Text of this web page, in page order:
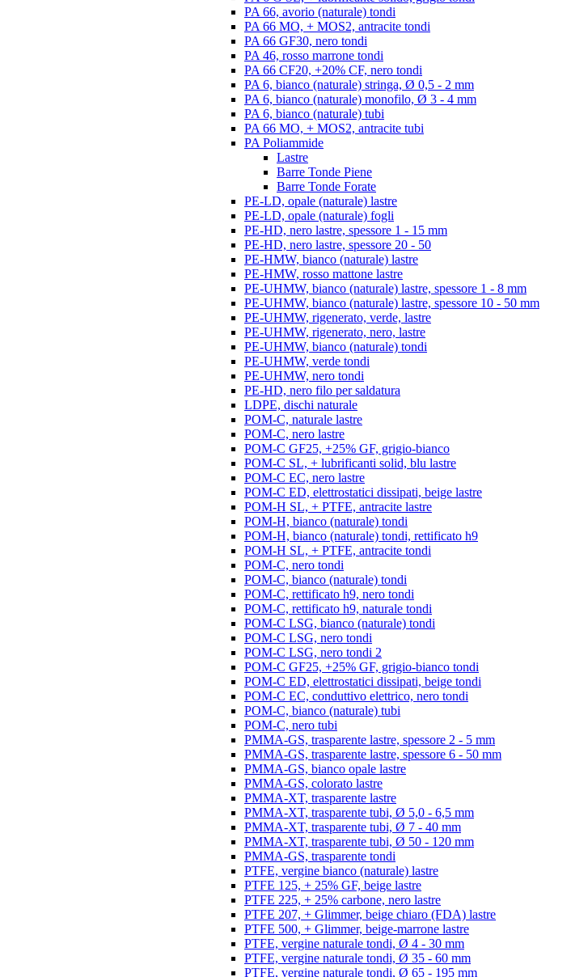
PA 66, avorio (naturale) tondi
PA 66 MO, + MOS2, antracite tondi
PA 66 GF30, nero tondi
PA 46, rosso marrone tondi
PA 66 CF20, +20% CF, nero tondi
PA 6, bianco (naturale) stringa, Ø 0,5 - 2 mm
PA 6, bianco (naturale) monofilo, Ø 3 - 4 mm
PA 6, bianco (naturale) tubi
PA 66 MO, + MOS2, antracite tubi
PA Poliammide
Lastre
Barre Tonde Piene
Barre Tonde Forate
PE-LD, opale (naturale) lastre
PE-LD, opale (naturale) fogli
PE-HD, nero lastre, spessore 1 - 15 mm
PE-HD, nero lastre, spessore 20 - 50
PE-HMW, bianco (naturale) lastre
PE-HMW, rosso mattone lastre
PE-UHMW, bianco (naturale) lastre, spessore 1 - 8 mm
PE-UHMW, bianco (naturale) lastre, spessore 10 - 50 mm
PE-UHMW, rigenerato, verde, lastre
PE-UHMW, rigenerato, nero, lastre
PE-UHMW, bianco (naturale) tondi
PE-UHMW, verde tondi
PE-UHMW, nero tondi
PE-HD, nero filo per saldatura
LDPE, dischi naturale
POM-C, naturale lastre
POM-C, nero lastre
POM-C GF25, +25% GF, grigio-bianco
POM-C SL, + lubrificanti solid, blu lastre
POM-C EC, nero lastre
POM-C ED, elettrostatici dissipati, beige lastre
POM-H SL, + PTFE, antracite lastre
POM-H, bianco (naturale) tondi
POM-H, bianco (naturale) tondi, rettificato h9
POM-H SL, + PTFE, antracite tondi
POM-C, nero tondi
POM-C, bianco (naturale) tondi
POM-C, rettificato h9, nero tondi
POM-C, rettificato h9, naturale tondi
POM-C LSG, bianco (naturale) tondi
POM-C LSG, nero tondi
POM-C LSG, nero tondi 2
POM-C GF25, +25% GF, grigio-bianco tondi
POM-C ED, elettrostatici dissipati, beige tondi
POM-C EC, conduttivo elettrico, nero tondi
POM-C, bianco (naturale) tubi
POM-C, nero tubi
PMMA-GS, trasparente lastre, spessore 2 - 5 mm
PMMA-GS, trasparente lastre, spessore 6 - 50 mm
PMMA-GS, bianco opale lastre
PMMA-GS, colorato lastre
PMMA-XT, trasparente lastre
PMMA-XT, trasparente tubi, Ø 5,0 - 6,5 mm
PMMA-XT, trasparente tubi, Ø 7 - 40 mm
PMMA-XT, trasparente tubi, Ø 50 - 120 mm
PMMA-GS, trasparente tondi
PTFE, vergine bianco (naturale) lastre
PTFE 125, + 25% GF, beige lastre
PTFE 225, + 25% carbone, nero lastre
PTFE 207, + Glimmer, beige chiaro (FDA) lastre
PTFE 500, + Glimmer, beige-marrone lastre
PTFE, vergine naturale tondi, Ø 4 - 30 mm
PTFE, vergine naturale tondi, Ø 35 - 60 mm
PTFE, vergine naturale tondi, Ø 65 - 195 mm